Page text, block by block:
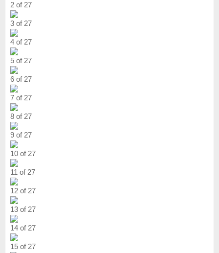
2 of 27
3 of 27
4 of 27
5 of 27
6 of 27
7 of 27
8 of 27
9 of 27
10 of 27
11 of 27
12 of 27
13 of 27
14 of 27
15 of 27